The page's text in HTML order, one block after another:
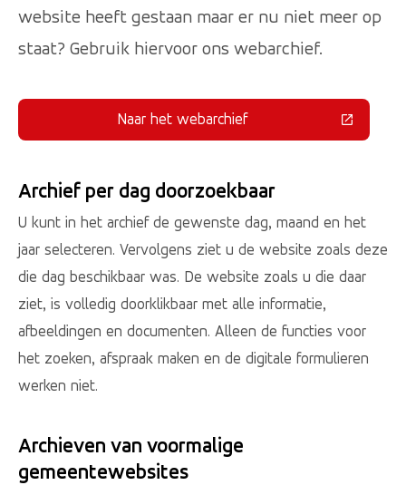
website heeft gestaan maar er nu niet meer op
staat? Gebruik hiervoor ons webarchief.
Naar het webarchief(Deze link gaat naar een externe
Archief per dag doorzoekbaar
U kunt in het archief de gewenste dag, maand en het
jaar selecteren. Vervolgens ziet u de website zoals deze
die dag beschikbaar was. De website zoals u die daar
ziet, is volledig doorklikbaar met alle informatie,
afbeeldingen en documenten. Alleen de functies voor
het zoeken, afspraak maken en de digitale formulieren
werken niet.
Archieven van voormalige
gemeentewebsites